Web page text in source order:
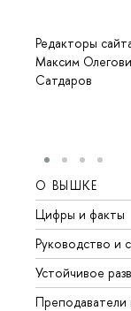
Редакторы
Максим
Сатдаров
О ВЫШКЕ
Цифры и факты
Руководство и
Устойчивое
Преподаватели